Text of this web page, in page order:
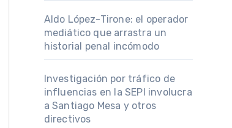
Aldo López-Tirone: el operador
mediático que arrastra un
historial penal incómodo
Investigación por tráfico de
influencias en la SEPI involucra
a Santiago Mesa y otros
directivos